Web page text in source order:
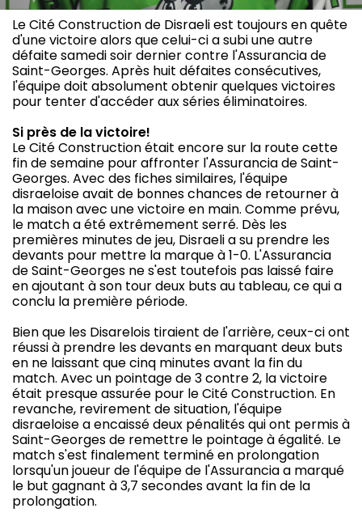
Le Cité Construction de Disraeli est toujours en quête
d'une victoire alors que celui-ci a subi une autre
défaite samedi soir dernier contre l'Assurancia de
Saint-Georges. Après huit défaites consécutives,
l'équipe doit absolument obtenir quelques victoires
pour tenter d'accéder aux séries éliminatoires.
Si près de la victoire!
Le Cité Construction était encore sur la route cette
fin de semaine pour affronter l'Assurancia de Saint-
Georges. Avec des fiches similaires, l'équipe
disraeloise avait de bonnes chances de retourner à
la maison avec une victoire en main. Comme prévu,
le match a été extrêmement serré. Dès les
premières minutes de jeu, Disraeli a su prendre les
devants pour mettre la marque à 1-0. L'Assurancia
de Saint-Georges ne s'est toutefois pas laissé faire
en ajoutant à son tour deux buts au tableau, ce qui a
conclu la première période.
Bien que les Disarelois tiraient de l'arrière, ceux-ci ont
réussi à prendre les devants en marquant deux buts
en ne laissant que cinq minutes avant la fin du
match. Avec un pointage de 3 contre 2, la victoire
était presque assurée pour le Cité Construction. En
revanche, revirement de situation, l'équipe
disraeloise a encaissé deux pénalités qui ont permis à
Saint-Georges de remettre le pointage à égalité. Le
match s'est finalement terminé en prolongation
lorsqu'un joueur de l'équipe de l'Assurancia a marqué
le but gagnant à 3,7 secondes avant la fin de la
prolongation.